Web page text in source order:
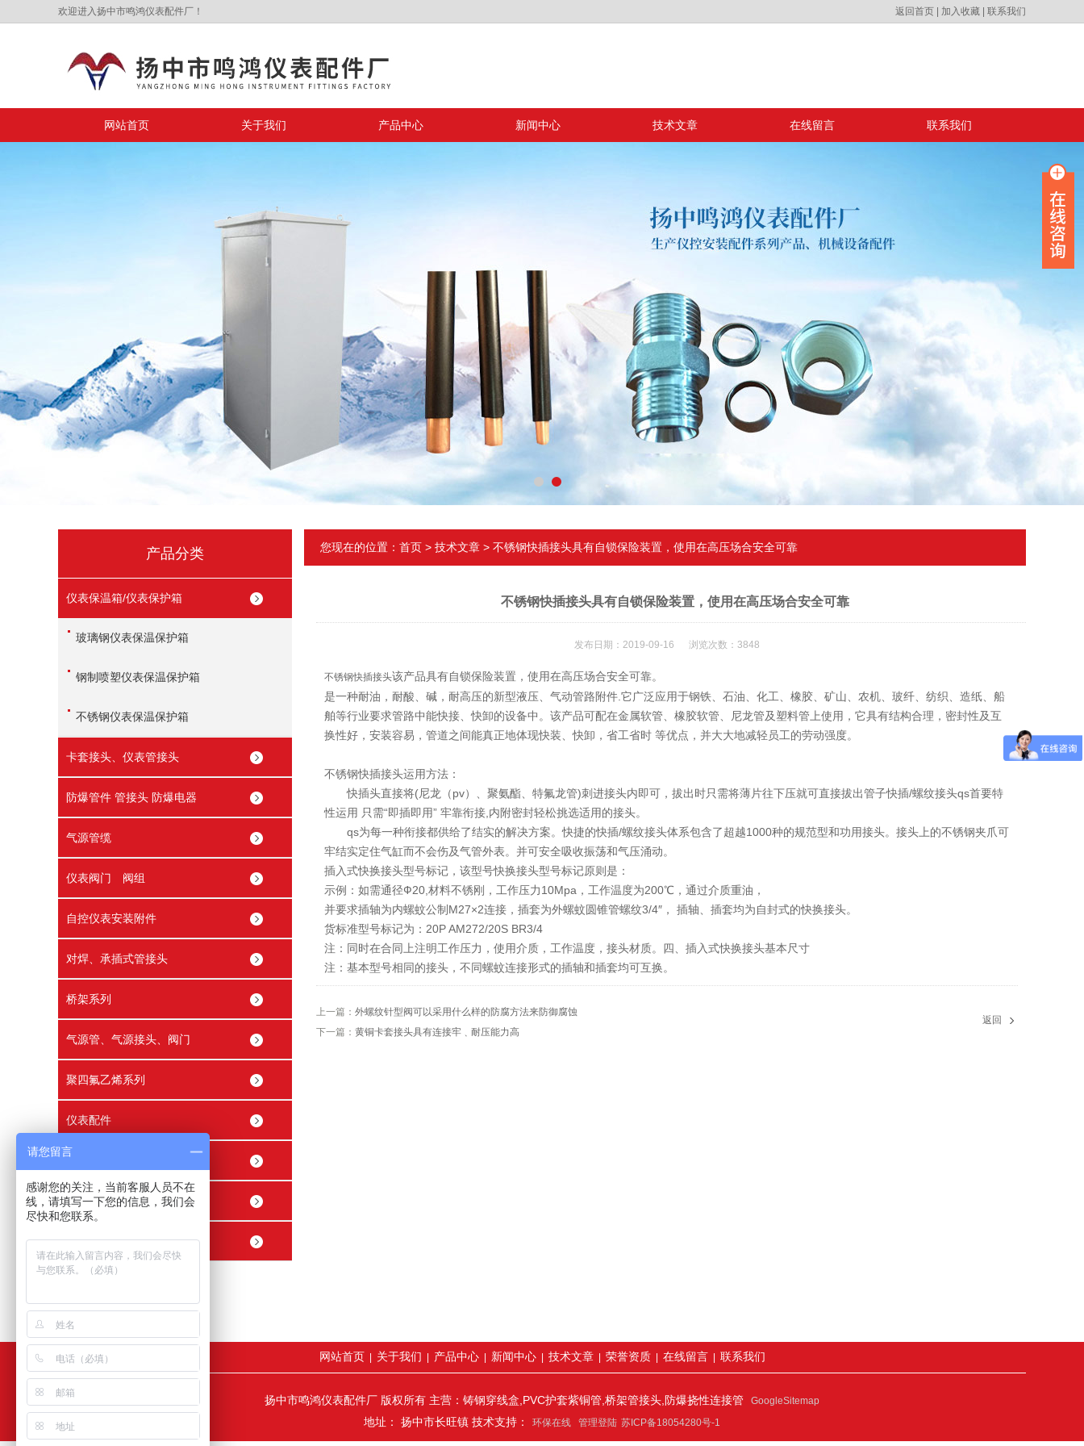
欢迎进入扬中市鸣鸿仪表配件厂！ 返回首页 加入收藏 联系我们
网站首页 关于我们 产品中心 新闻中心 技术文章 在线留言 联系我们
产品分类
仪表保温箱/仪表保护箱
玻璃钢仪表保温保护箱
钢制喷塑仪表保温保护箱
不锈钢仪表保温保护箱
卡套接头、仪表管接头
防爆管件 管接头 防爆电器
气源管缆
仪表阀门 阀组
自控仪表安装附件
对焊、承插式管接头
桥架系列
气源管、气源接头、阀门
聚四氟乙烯系列
仪表配件
穿线管接头 穿线盒
精密内螺纹止回阀
精密球阀
您现在的位置： 首页 > 技术文章 > 不锈钢快插接头具有自锁保险装置，使用在高压场合安全可靠
不锈钢快插接头具有自锁保险装置，使用在高压场合安全可靠
发布日期：2019-09-16 浏览次数：3848
不锈钢快插接头该产品具有自锁保险装置，使用在高压场合安全可靠。
是一种耐油，耐酸、碱，耐高压的新型液压、气动管路附件.它广泛应用于钢铁、石油、化工、橡胶、矿山、农机、玻纤、纺织、造纸、船
舶等行业要求管路中能快接、快卸的设备中。该产品可配在金属软管、橡胶软管、尼龙管及塑料管上使用，它具有结构合理，密封性及互
换性好，安装容易，管道之间能真正地体现快装、快卸，省工省时 等优点，并大大地减轻员工的劳动强度。
不锈钢快插接头运用方法：
快插头直接将(尼龙（pv）、聚氨酯、特氟龙管)刺进接头内即可，拔出时只需将薄片往下压就可直接拔出管子快插/螺纹接头qs首要特
性运用 只需“即插即用” 牢靠衔接,内附密封轻松挑选适用的接头。
qs为每一种衔接都供给了结实的解决方案。快捷的快插/螺纹接头体系包含了超越1000种的规范型和功用接头。接头上的不锈钢夹爪可
牢结实定住气缸而不会伤及气管外表。并可安全吸收振荡和气压涌动。
插入式快换接头型号标记，该型号快换接头型号标记原则是：
示例：如需通径Ф20,材料不锈刚，工作压力10Mpa，工作温度为200℃，通过介质重油，
并要求插轴为内螺蚊公制M27×2连接，插套为外螺蚊圆锥管螺纹3/4″， 插轴、插套均为自封式的快换接头。
货标准型号标记为：20P AM272/20S BR3/4
注：同时在合同上注明工作压力，使用介质，工作温度，接头材质。四、插入式快换接头基本尺寸
注：基本型号相同的接头，不同螺蚊连接形式的插轴和插套均可互换。
上一篇： 外螺纹针型阀可以采用什么样的防腐方法来防御腐蚀
下一篇： 黄铜卡套接头具有连接牢﹑耐压能力高
返回
网站首页 关于我们 产品中心| 新闻中心| 技术文章| 荣誉资质| 在线留言 联系我们
扬中市鸣鸿仪表配件厂 版权所有 主营：铸钢穿线盒,PVC护套紫铜管,桥架管接头,防爆挠性连接管 GoogleSitemap
地址： 扬中市长旺镇 技术支持： 环保在线 管理登陆 苏ICP备18054280号-1
请您留言
感谢您的关注，当前客服人员不在
线，请填写一下您的信息，我们会
尽快和您联系。